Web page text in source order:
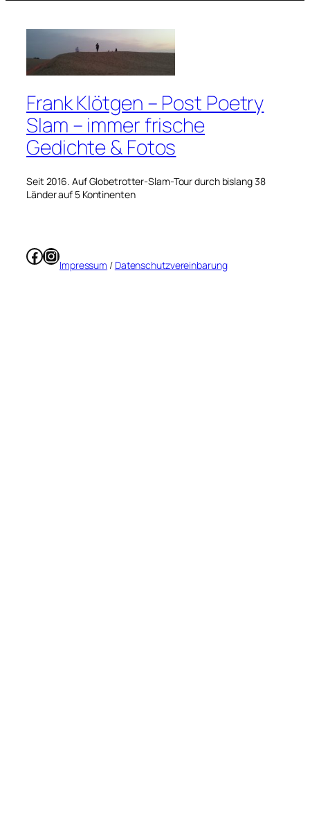
Frank Klötgen – Post Poetry
Slam – immer frische
Gedichte & Fotos
Seit 2016. Auf Globetrotter-Slam-Tour durch bislang 38
Länder auf 5 Kontinenten
Facebook
Instagram
Impressum / Datenschutzvereinbarung